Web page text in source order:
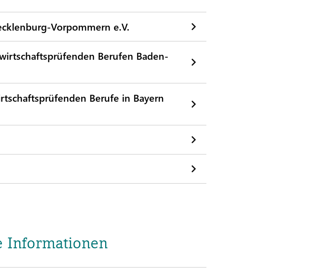
Vorpommern e.V.
Berufen Baden-
Berufe in Bayern
Informationen